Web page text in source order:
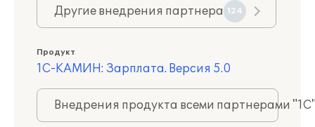
Другие внедрения партнера 124
Продукт
1С-КАМИН: Зарплата. Версия 5.0
Внедрения продукта всеми партнерами